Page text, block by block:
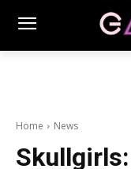
Home News